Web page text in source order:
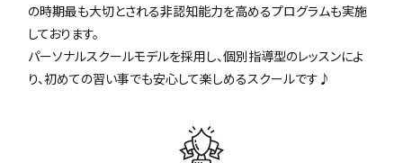
の時期最も大切とされる非認知能力を高めるプログラムも実施
しております。
パーソナルスクールモデルを採用し、個別指導型のレッスンによ
り、初めての習い事でも安心して楽しめるスクールです♪